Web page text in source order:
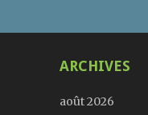
ARCHIVES
août 2026